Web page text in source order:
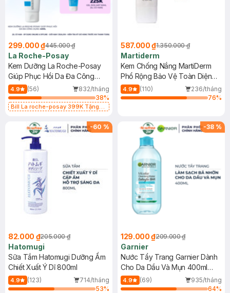
299.000 ₫445.000 ₫
La Roche-Posay
Kem Dưỡng La Roche-Posay
Giúp Phục Hồi Da Đa Công
Dụng 40ml
4.9 (56)
832/tháng
38%
Bill La roche-posay 399K Tặng
(SL có hạn)
587.000 ₫1.350.000 ₫
Martiderm
Kem Chống Nắng MartiDerm
Phổ Rộng Bảo Vệ Toàn Diện
40ml
4.9 (110)
236/tháng
76%
-60 %
82.000 ₫205.000 ₫
Hatomugi
Sữa Tắm Hatomugi Dưỡng Ẩm
Chiết Xuất Ý Dĩ 800ml
4.9 (123)
714/tháng
53%
-38 %
129.000 ₫209.000 ₫
Garnier
Nước Tẩy Trang Garnier Dành
Cho Da Dầu Và Mụn 400ml
(Mới)
4.9 (69)
935/tháng
64%